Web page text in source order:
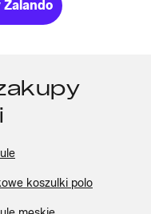
koszulki polo